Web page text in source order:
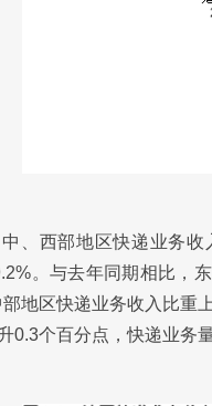
、西部地区快递业务收
。与去年同期相比，
地区快递业务收入比重
0.3个百分点，快递业务